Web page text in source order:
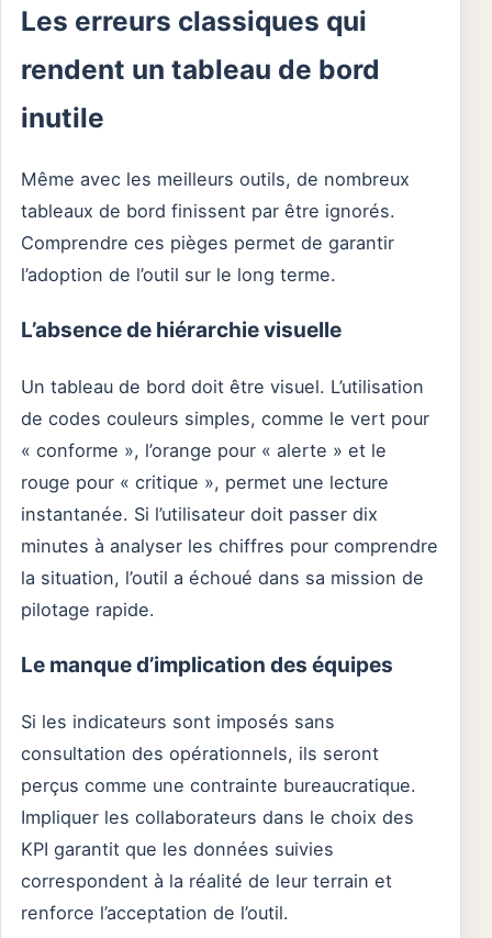
Les erreurs classiques qui
rendent un tableau de bord
inutile
Même avec les meilleurs outils, de nombreux
tableaux de bord finissent par être ignorés.
Comprendre ces pièges permet de garantir
l’adoption de l’outil sur le long terme.
L’absence de hiérarchie visuelle
Un tableau de bord doit être visuel. L’utilisation
de codes couleurs simples, comme le vert pour
« conforme », l’orange pour « alerte » et le
rouge pour « critique », permet une lecture
instantanée. Si l’utilisateur doit passer dix
minutes à analyser les chiffres pour comprendre
la situation, l’outil a échoué dans sa mission de
pilotage rapide.
Le manque d’implication des équipes
Si les indicateurs sont imposés sans
consultation des opérationnels, ils seront
perçus comme une contrainte bureaucratique.
Impliquer les collaborateurs dans le choix des
KPI garantit que les données suivies
correspondent à la réalité de leur terrain et
renforce l’acceptation de l’outil.